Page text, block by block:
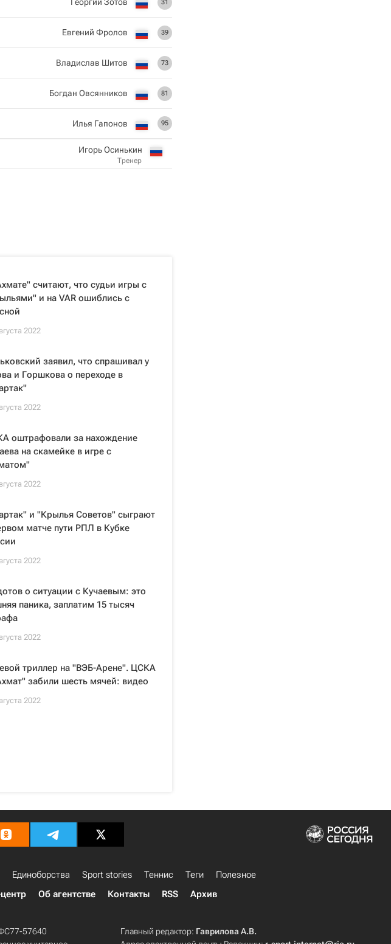
31
39
Евгений Фролов
73
Владислав Шитов
81
Богдан Овсянников
95
Илья Гапонов
Игорь Осинькин
Тренер
считают, что судьи игры с
и на VAR ошиблись с
2022
заявил, что спрашивал у
и Горшкова о переходе в
2022
оштрафовали за нахождение
на скамейке в игре с
2022
и "Крылья Советов" сыграют
матче пути РПЛ в Кубке
2022
о ситуации с Кучаевым: это
паника, заплатим 15 тысяч
2022
триллер на "ВЭБ-Арене". ЦСКА
забили шесть мячей: видео
2022
Единоборства Sport stories Теннис Теги
Полезное
Об агентстве Контакты RSS Архив
57640
Главный редактор: Гаврилова А.В.